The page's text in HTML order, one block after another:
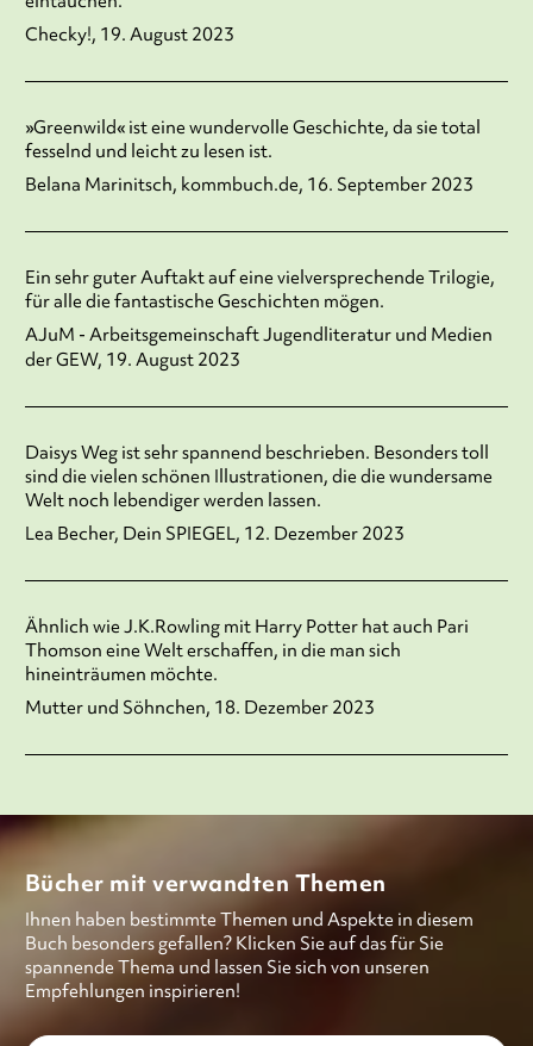
Checky!, 19. August 2023
»Greenwild« ist eine wundervolle Geschichte, da sie total
fesselnd und leicht zu lesen ist.
Belana Marinitsch, kommbuch.de, 16. September 2023
Ein sehr guter Auftakt auf eine vielversprechende Trilogie,
für alle die fantastische Geschichten mögen.
AJuM - Arbeitsgemeinschaft Jugendliteratur und Medien
der GEW, 19. August 2023
Daisys Weg ist sehr spannend beschrieben. Besonders toll
sind die vielen schönen Illustrationen, die die wundersame
Welt noch lebendiger werden lassen.
Lea Becher, Dein SPIEGEL, 12. Dezember 2023
Ähnlich wie J.K.Rowling mit Harry Potter hat auch Pari
Thomson eine Welt erschaffen, in die man sich
hineinträumen möchte.
Mutter und Söhnchen, 18. Dezember 2023
Bücher mit verwandten Themen
Ihnen haben bestimmte Themen und Aspekte in diesem
Buch besonders gefallen? Klicken Sie auf das für Sie
spannende Thema und lassen Sie sich von unseren
Empfehlungen inspirieren!